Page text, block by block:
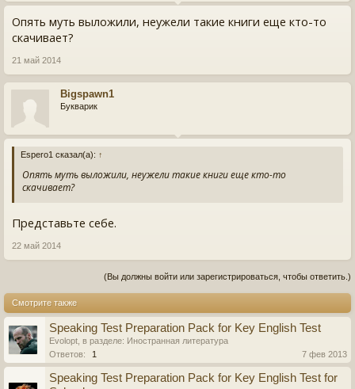
Опять муть выложили, неужели такие книги еще кто-то
скачивает?
21 май 2014
Bigspawn1
Букварик
Espero1 сказал(а): ↑
Опять муть выложили, неужели такие книги еще кто-то
скачивает?
Представьте себе.
22 май 2014
(Вы должны войти или зарегистрироваться, чтобы ответить.)
Смотрите также
Speaking Test Preparation Pack for Key English Test
Evolopt , в разделе: Иностранная литература
Ответов:
1 7 фев 2013
Speaking Test Preparation Pack for Key English Test for